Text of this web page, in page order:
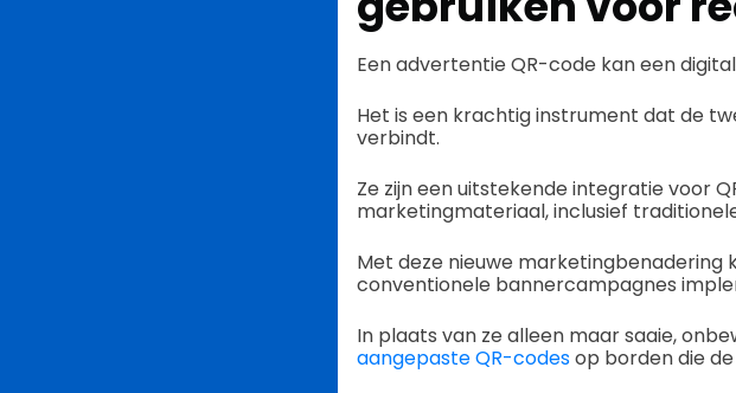
Een advertentie QR-code kan een
Het is een krachtig instrument dat de
verbindt.
Ze zijn een uitstekende integratie voor
marketingmateriaal, inclusief
Met deze nieuwe
conventionele bannercampagnes
In plaats van ze alleen maar saaie,
aangepaste QR-codesop borden die